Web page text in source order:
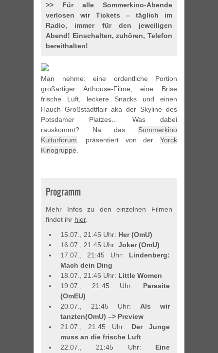
>> Für alle Sommerkino-Abende
verlosen wir Tickets – täglich im
Radio, immer für den jeweiligen
Abend! Einschalten, zuhören, Telefon
bereithalten!
Man nehme: eine ordentliche Portion
großartiger Arthouse-Filme, eine Brise
frische Luft, leckere Snacks und einen
Hauch Großstadtflair aka der Skyline des
Potsdamer Platzes… Was dabei
rauskommt? Na das Sommerkino
Kulturforum, präsentiert von der Yorck
Kinogruppe.
Programm
Mehr Infos zu den einzelnen Filmen
findet ihr hier.
15.07., 21:45 Uhr: Her (OmU)
16.07., 21:45 Uhr: Joker (OmU)
17.07., 21:45 Uhr: Lindenberg:
Mach dein Ding
18.07., 21:45 Uhr: Little Women
19.07., 21:45 Uhr: Parasite
(OmEU)
20.07., 21:45 Uhr:Als wir
tanzten(OmU) –> Preview
21.07., 21:45 Uhr: Der Junge
muss an die frische Luft
22.07., 21:45 Uhr: Eine